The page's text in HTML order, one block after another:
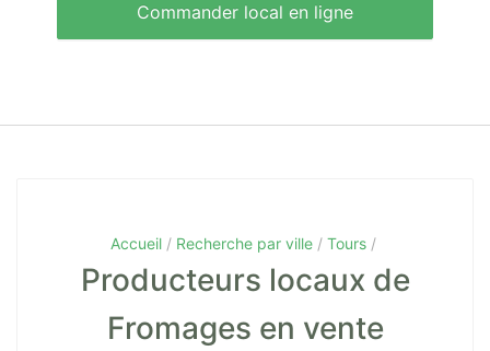
Commander local en ligne
Accueil Recherche par ville Tours
Producteurs locaux de
Fromages en vente